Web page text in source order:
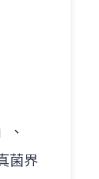
、
菌界